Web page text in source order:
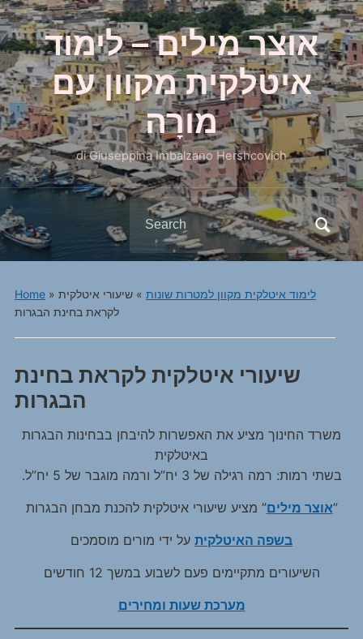
אוצר מילים – לימוד
איטלקית מקוון עם
מורָה
di Giuseppina Imbalzano Hershcovich
Search
for:
Home» לימוד איטלקית מקוון למטרות שונות »שיעורי איטלקית
לקראת בחינת הבגרות
שיעורי איטלקית לקראת בחינת
הבגרות
משרד החינוך מציע את האפשרות להיבחן בבחינות הבגרות
באיטלקית
.בשתי רמות: רמה רגילה של 3 יח”ל ורמה מוגבר של 5 יח”ל
אוצר מילים” מציע שיעורי איטלקית להכנת מבחן הבגרות”
בשפה האיטלקית על ידי מורים מוסמכים
השיעורים מתקיימים פעם לשבוע במשך 12 חודשים
מערכת שעות ומחירים